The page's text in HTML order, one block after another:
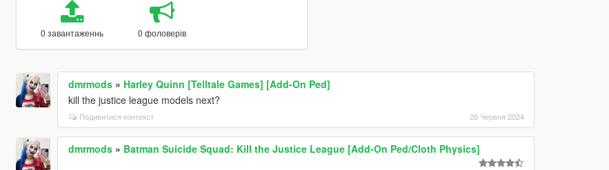
0 завантаженнь 0 фоловерів
dmrmods» Harley Quinn [Telltale Games] [Add-On Ped]
kill the justice league models next?
Подивитися контекст 26 Червня 2024
dmrmods» Batman Suicide Squad: Kill the Justice League [Add-On Ped/Cloth Physics]